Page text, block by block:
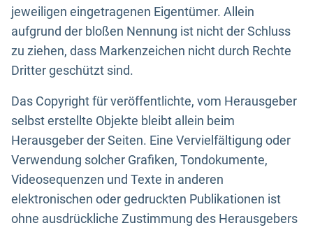
jeweiligen eingetragenen Eigentümer. Allein
aufgrund der bloßen Nennung ist nicht der Schluss
zu ziehen, dass Markenzeichen nicht durch Rechte
Dritter geschützt sind.
Das Copyright für veröffentlichte, vom Herausgeber
selbst erstellte Objekte bleibt allein beim
Herausgeber der Seiten. Eine Vervielfältigung oder
Verwendung solcher Grafiken, Tondokumente,
Videosequenzen und Texte in anderen
elektronischen oder gedruckten Publikationen ist
ohne ausdrückliche Zustimmung des Herausgebers